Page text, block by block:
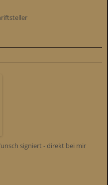
signiert - direkt bei mir